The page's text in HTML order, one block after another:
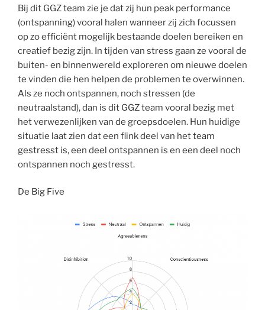
Bij dit GGZ team zie je dat zij hun peak performance
(ontspanning) vooral halen wanneer zij zich focussen
op zo efficiënt mogelijk bestaande doelen bereiken en
creatief bezig zijn. In tijden van stress gaan ze vooral de
buiten- en binnenwereld exploreren om nieuwe doelen
te vinden die hen helpen de problemen te overwinnen.
Als ze noch ontspannen, noch stressen (de
neutraalstand), dan is dit GGZ team vooral bezig met
het verwezenlijken van de groepsdoelen. Hun huidige
situatie laat zien dat een flink deel van het team
gestresst is, een deel ontspannen is en een deel noch
ontspannen noch gestresst.
De Big Five